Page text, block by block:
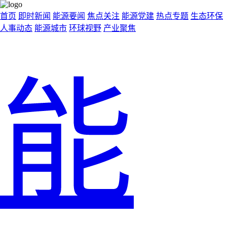
首页 即时新闻 能源要闻 焦点关注 能源党建 热点专题 生态环保
人事动态 能源城市 环球视野 产业聚焦
能